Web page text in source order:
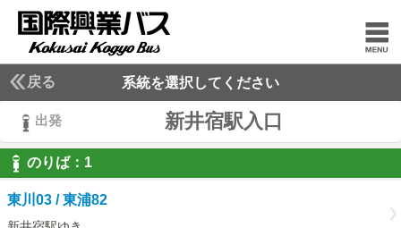
戻る 系統を選択してください
出発 新井宿駅入口
のりば： 1
1
東川03 / 東浦82